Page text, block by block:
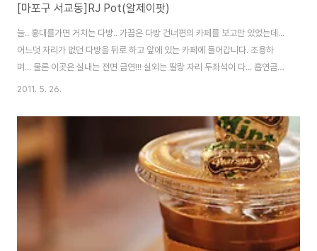
[마포구 서교동]RJ Pot(알제이팟)
늘.. 홍대를가면 거치는 다방.. 가끔은 다방 건너편의 카페를 보고만 있었는데...
어느덧 자리가 없던 다방을 뒤로 하고 앞에 있는 카페에 들어갑니다. 조용하
며... 물론 이곳은 실내는 전면 금연!!! 실외는 딸랑 자리 두좌석이 다... 흡연금지
입니다. 아기자기한 소품으로 BOOK Cafe를 연상시키지만.. 꼭 그런것 만은
시끄러움과 끽연실의 냄새를 피하실때는 좋다고 생각합니다. 물론.. 커피맛은
서로간의 차이라 이야기 안합니다. Nikon D300 & Sigma 24-70 F2.8 EX
DG 2011-05-10
2011. 5. 26.